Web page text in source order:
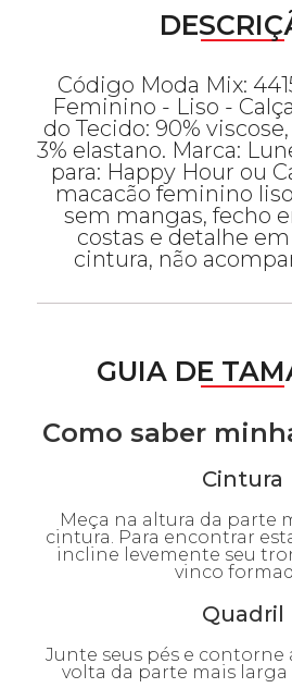
Código Moda Mix:
Feminino - Liso -
do Tecido: 90%
3% elastano. Marca:
para: Happy Hour ou
macacão feminino
sem mangas, fecho
costas e detalhe
cintura, não
GUIA DE
Como saber
Cintura
Meça na altura da parte
cintura. Para encontrar
incline levemente seu
vinco
Quadril
Junte seus pés e contorne
volta da parte mais larga